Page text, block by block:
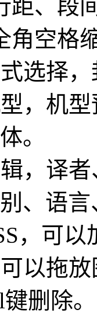
距、段
角空格
选择
，机
。
，译
、语
，可以
以拖
删除。